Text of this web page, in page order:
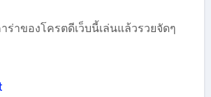
ร่าของโครตดีเว็บนี้เล่นแล้วรวยจัดๆ